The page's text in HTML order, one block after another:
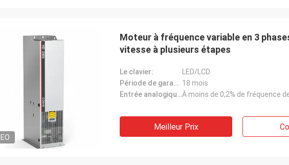
Moteur à fréquence variable en 3
vitesse à plusieurs étapes
Le clavier:
LED/LCD
Période de garantie: 18 mois
Entrée analogique:À moins de 0,2% de fréquence
Meilleur Prix